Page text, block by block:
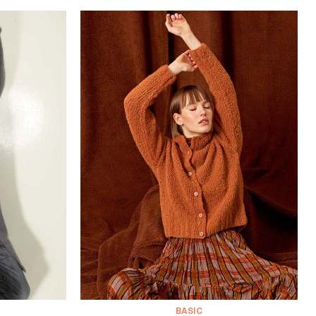
BASIC